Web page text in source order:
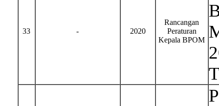
33 - 2020
Rancangan
Peraturan
Kepala BPOM